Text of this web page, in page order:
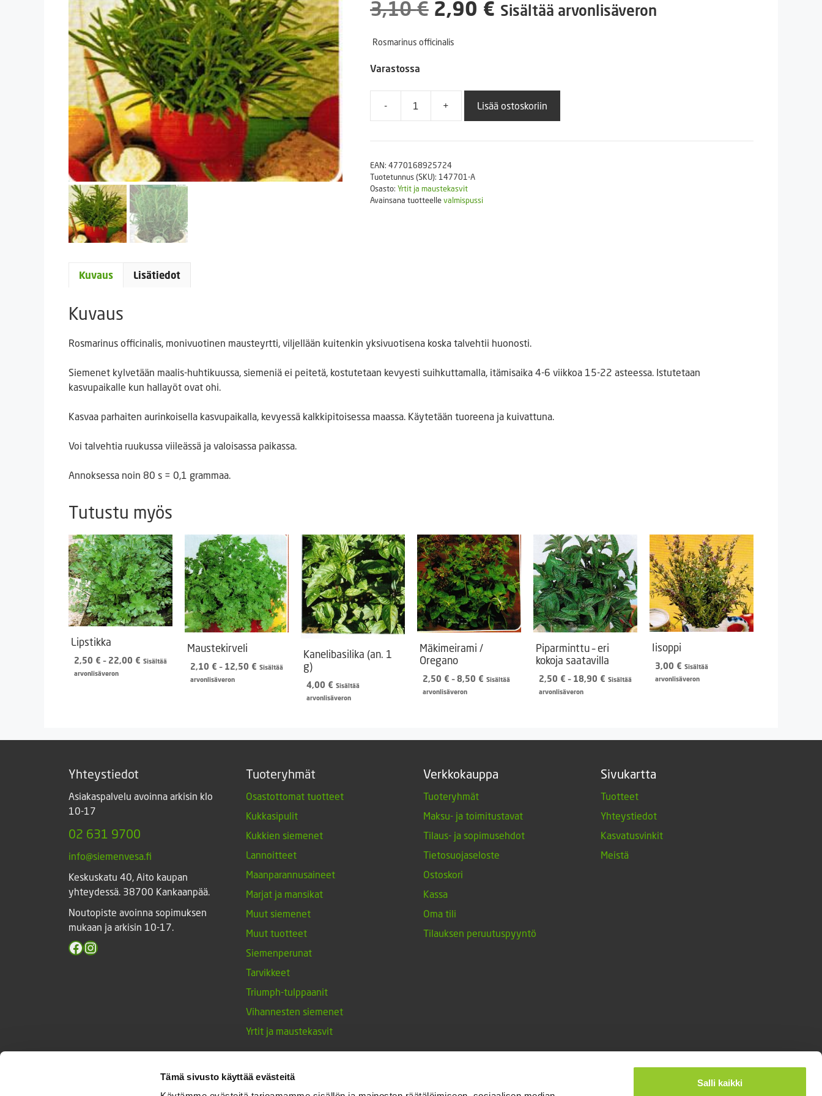
Tämä sivusto käyttää evästeitä
Salli kaikki
Puutarhatyökalut
3,10€ Alkuperäinen
hinta
3,10 €.
2,90 € Nykyinen
2,90 €.
Sisältää arvonlisäveron
Rosmarinus officinalis
Varastossa
-
Rosmariini
0,1
määrä
+ Lisää ostoskoriin
EAN: 4770168925724
Tuotetunnus (SKU): 147701-A
Osasto: Yrtit ja maustekasvit
Avainsana tuotteellevalmispussi
Kuvaus Lisätiedot
Kuvaus
Rosmarinus officinalis, monivuotinen mausteyrtti, viljellään kuitenkin yksivuotisena koska talvehtii huonosti.
Siemenet kylvetään maalis-huhtikuussa, siemeniä ei peitetä, kostutetaan kevyesti suihkuttamalla, itämisaika 4-6 viikkoa 15-22 asteessa. Istutetaan
kasvupaikalle kun hallayöt ovat ohi.
Kasvaa parhaiten aurinkoisella kasvupaikalla, kevyessä kalkkipitoisessa maassa. Käytetään tuoreena ja kuivattuna.
Voi talvehtia ruukussa viileässä ja valoisassa paikassa.
Annoksessa noin 80 s = 0,1 grammaa.
Tutustu myös
Lipstikka
2,50 € – 22,00 € Hintaluokka:
Sisältää
arvonlisäveron
Maustekirveli
2,10 € – 12,50 € Hintaluokka:
Sisältää
arvonlisäveron
Kanelibasilika (an. 1
g)
4,00 € Sisältää
arvonlisäveron
Mäkimeirami /
Oregano
2,50 € – 8,50 € Hintaluokka:
Sisältää
arvonlisäveron
Piparminttu – eri
kokoja saatavilla
2,50 € – 18,90 € Hintaluokka:
Sisältää
arvonlisäveron
Iisoppi
3,00 € Sisältää
arvonlisäveron
Yhteystiedot
Asiakaspalvelu avoinna arkisin klo
10-17
02 631 9700
info@siemenvesa.fi
Keskuskatu 40, Aito kaupan
yhteydessä. 38700 Kankaanpää.
Noutopiste avoinna sopimuksen
mukaan ja arkisin 10-17.
Facebook
Instagram
Tuoteryhmät
Osastottomat tuotteet
Kukkasipulit
Kukkien siemenet
Lannoitteet
Maanparannusaineet
Marjat ja mansikat
Muut siemenet
Muut tuotteet
Siemenperunat
Tarvikkeet
Triumph-tulppaanit
Vihannesten siemenet
Yrtit ja maustekasvit
Verkkokauppa
Tuoteryhmät
Maksu- ja toimitustavat
Tilaus- ja sopimusehdot
Tietosuojaseloste
Ostoskori
Kassa
Oma tili
Tilauksen peruutuspyyntö
Sivukartta
Tuotteet
Yhteystiedot
Kasvatusvinkit
Meistä
Designed and Released by Rock My Business